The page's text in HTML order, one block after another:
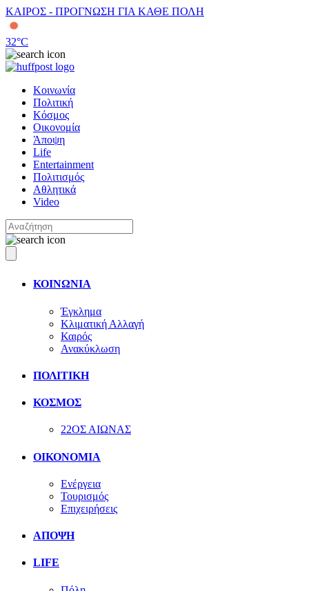
ΚΑΙΡΟΣ - ΠΡΟΓΝΩΣΗ ΓΙΑ ΚΑΘΕ ΠΟΛΗ
32°C
Κοινωνία
Πολιτική
Κόσμος
Οικονομία
Άποψη
Life
Entertainment
Πολιτισμός
Αθλητικά
Video
ΚΟΙΝΩΝΙΑ
Έγκλημα
Κλιματική Αλλαγή
Καιρός
Ανακύκλωση
ΠΟΛΙΤΙΚΗ
ΚΟΣΜΟΣ
22ΟΣ ΑΙΩΝΑΣ
ΟΙΚΟΝΟΜΙΑ
Ενέργεια
Τουρισμός
Επιχειρήσεις
ΑΠΟΨΗ
LIFE